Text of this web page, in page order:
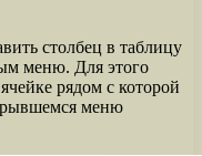
столбец в таблицу
меню. Для этого
рядом с которой
меню